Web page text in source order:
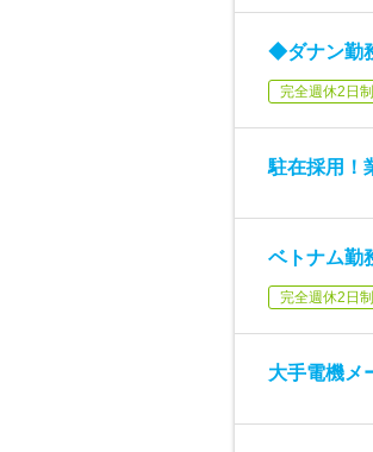
◆ダナン勤
完全週休2日制
駐在採用！
ベトナム勤
完全週休2日制
大手電機メ